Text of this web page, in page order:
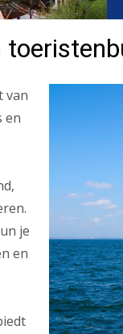
van
en
je
en